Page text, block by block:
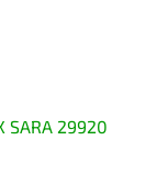
SARA 29920